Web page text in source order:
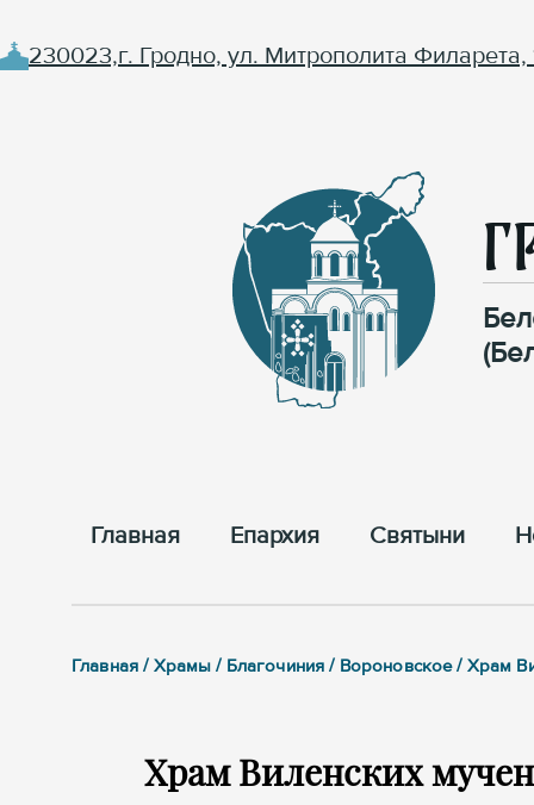
230023,г. Гродно, ул. Митрополита Филарета,
Главная Епархия Cвятыни
Главная / Храмы / Благочиния / Вороновское / Храм
Храм Виленских